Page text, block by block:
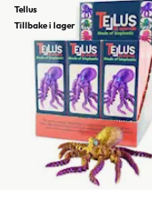
Tellus
Tillbake i lager